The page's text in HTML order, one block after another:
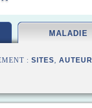
MALADIE
: SITES,